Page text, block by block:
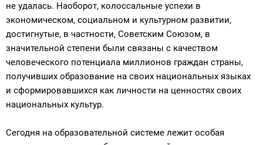
не удалась. Наоборот, колоссальные успехи в
экономическом, социальном и культурном развитии,
достигнутые, в частности, Советским Союзом, в
значительной степени были связаны с качеством
человеческого потенциала миллионов граждан страны,
получивших образование на своих национальных языках
и сформировавшихся как личности на ценностях своих
национальных культур.
Сегодня на образовательной системе лежит особая